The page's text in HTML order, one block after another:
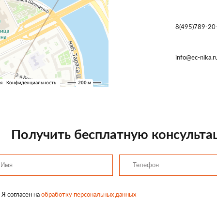
8(495)789-
info@ec-
Получить бесплатную
Я согласен на обработку персональных данных